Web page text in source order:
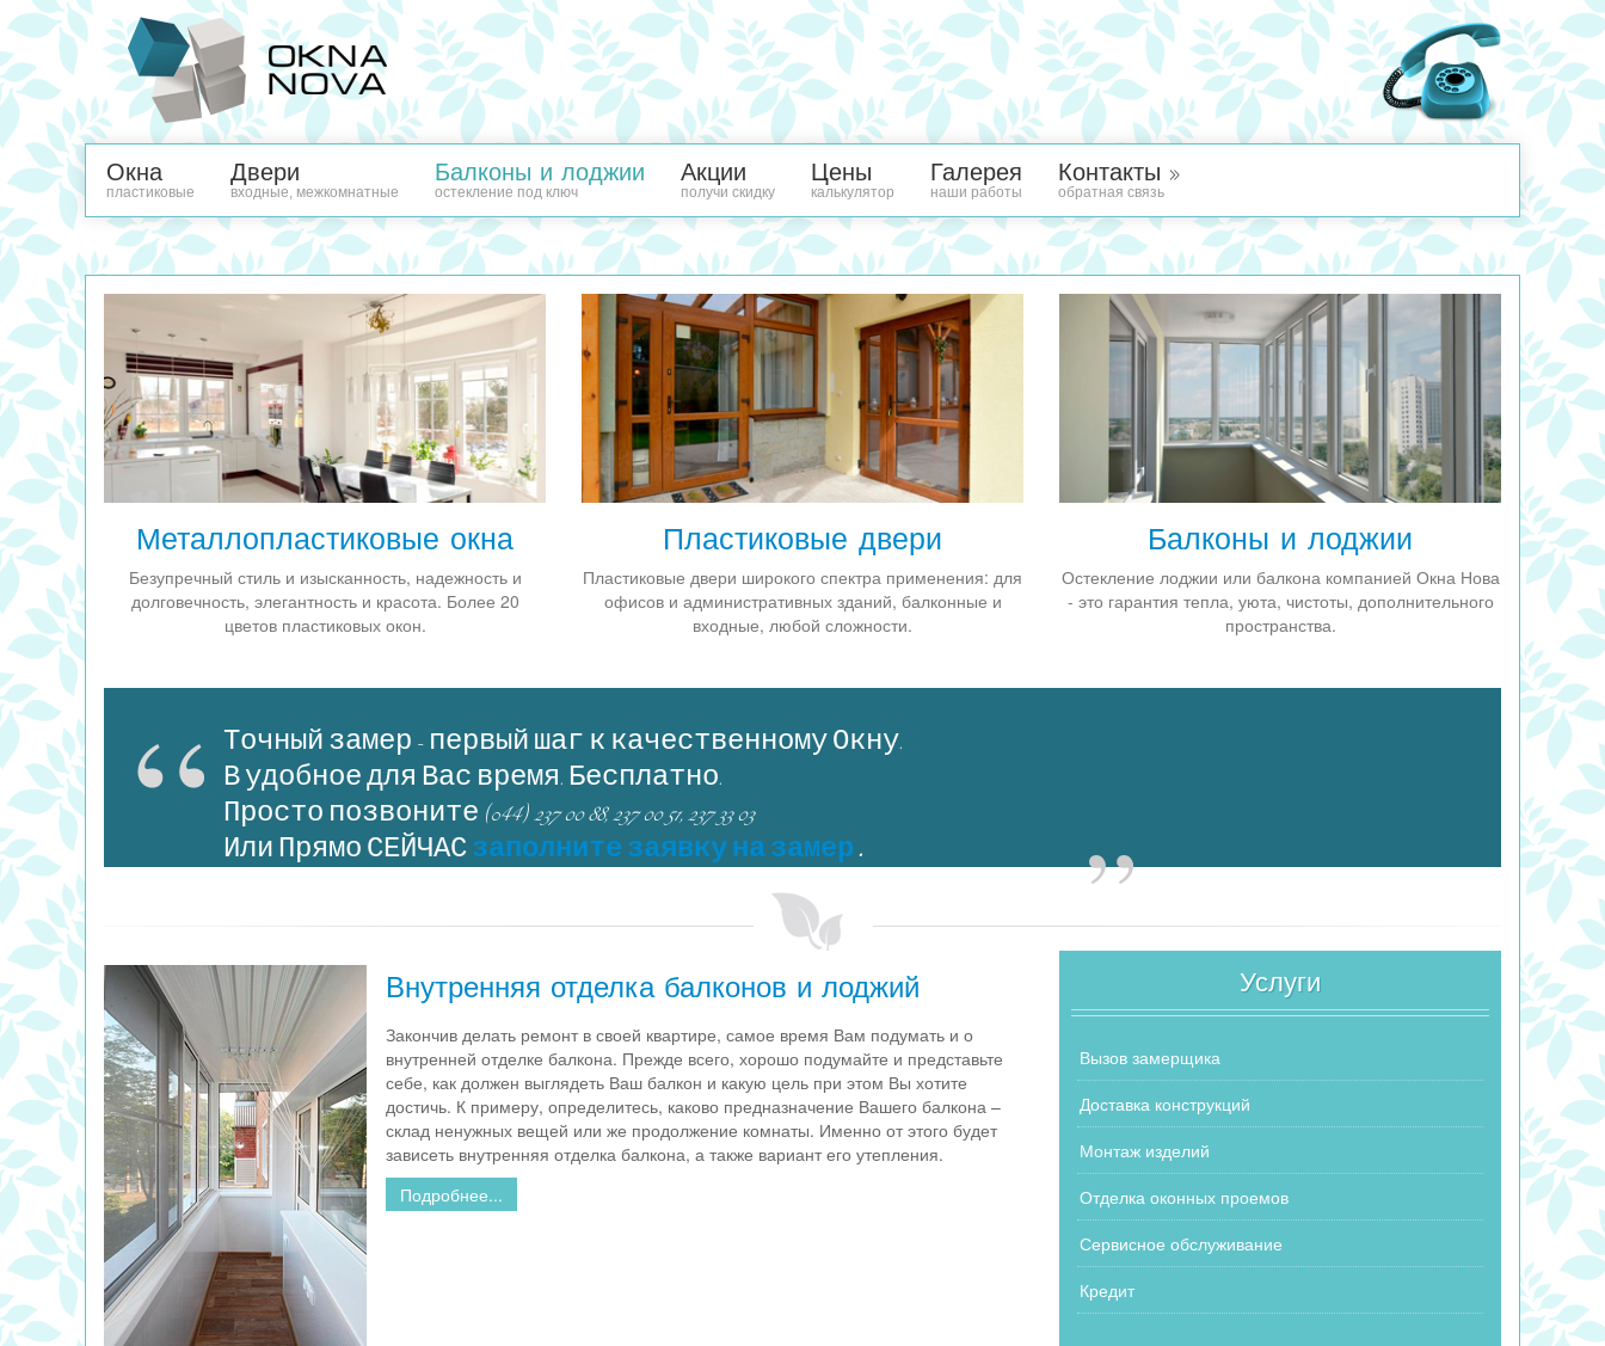
Окна
пластиковые
Двери
входные, межкомнатные
Балконы и лоджии
остекление под ключ
Акции
получи скидку
Цены
калькулятор
Галерея
наши работы
Контакты »
обратная связь
Металлопластиковые окна
Безупречный стиль и изысканность, надежность и
долговечность, элегантность и красота. Более 20
цветов пластиковых окон.
Пластиковые двери
Пластиковые двери широкого спектра применения: для
офисов и административных зданий, балконные и
входные, любой сложности.
Балконы и лоджии
Остекление лоджии или балкона компанией Окна Нова
- это гарантия тепла, уюта, чистоты, дополнительного
пространства.
Точный замер - первый шаг к качественному Окну.
В удобное для Вас время. Бесплатно.
Просто позвоните (044)237 00 88, 237 00 51, 237 33 03
Или Прямо СЕЙЧАС заполните заявку на замер .
Внутренняя отделка балконов и лоджий
Закончив делать ремонт в своей квартире, самое время Вам подумать и о
внутренней отделке балкона. Прежде всего, хорошо подумайте и представьте
себе, как должен выглядеть Ваш балкон и какую цель при этом Вы хотите
достичь. К примеру, определитесь, каково предназначение Вашего балкона –
склад ненужных вещей или же продолжение комнаты. Именно от этого будет
зависеть внутренняя отделка балкона, а также вариант его утепления.
Подробнее...
Услуги
Вызов замерщика
Доставка конструкций
Монтаж изделий
Отделка оконных проемов
Сервисное обслуживание
Кредит